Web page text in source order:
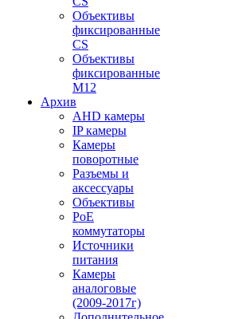
Объективы
фиксированные
CS
Объективы
фиксированные
М12
Архив
AHD камеры
IP камеры
Камеры
поворотные
Разъемы и
аксессуары
Объективы
PoE
коммутаторы
Источники
питания
Камеры
аналоговые
(2009-2017г)